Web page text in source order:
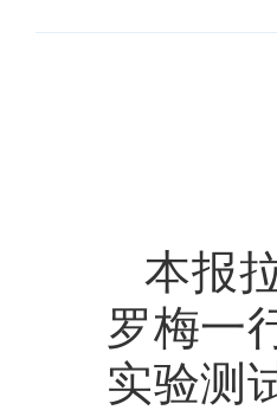
本报
罗梅一
实验测